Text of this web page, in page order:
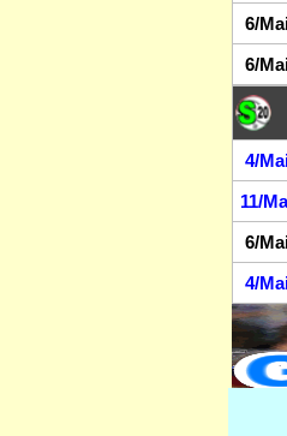
6/
6/
4/
11/
6/
4/